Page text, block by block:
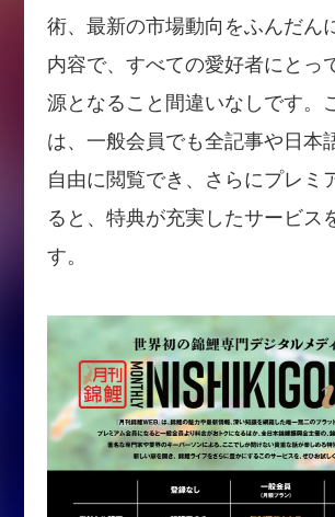
術、最新の市場動向をふんだん
内容で、すべての愛好者にとっ
源となること間違いなしです。
は、一般会員でも全記事や日本
自由に閲覧でき、さらにプレミ
ると、特典が充実したサービス
す。